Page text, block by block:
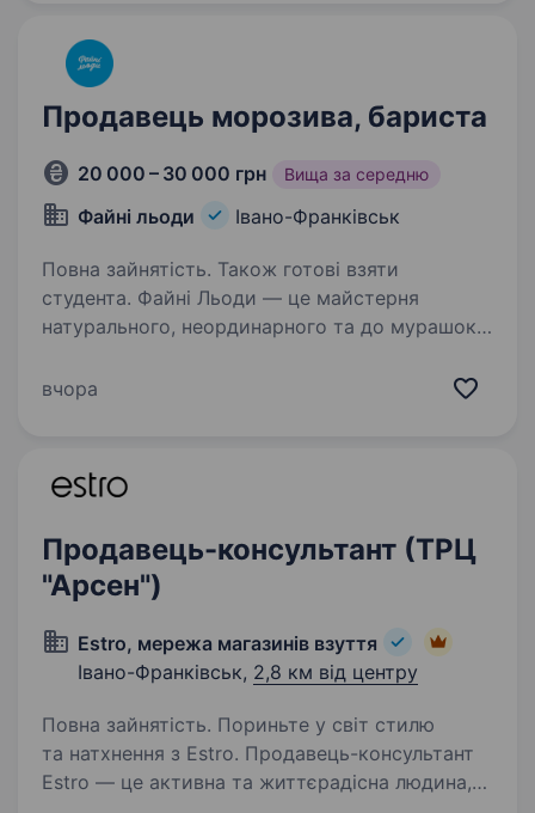
Продавець морозива, бариста
20 000 – 30 000 грн Вища за середню
Файні льоди Івано-Франківськ
Повна зайнятість. Також готові взяти
студента. Файні Льоди — це майстерня
натурального, неординарного та до мурашок
улюбленим морозивом кожного українця.
вчора
Продавець-консультант (ТРЦ
"Арсен")
Estro, мережа магазинів взуття
Івано-Франківськ, 2,8 км від центру
Повна зайнятість. Пориньте у світ стилю
та натхнення з Estro. Продавець-консультант
Estro — це активна та життєрадісна людина,